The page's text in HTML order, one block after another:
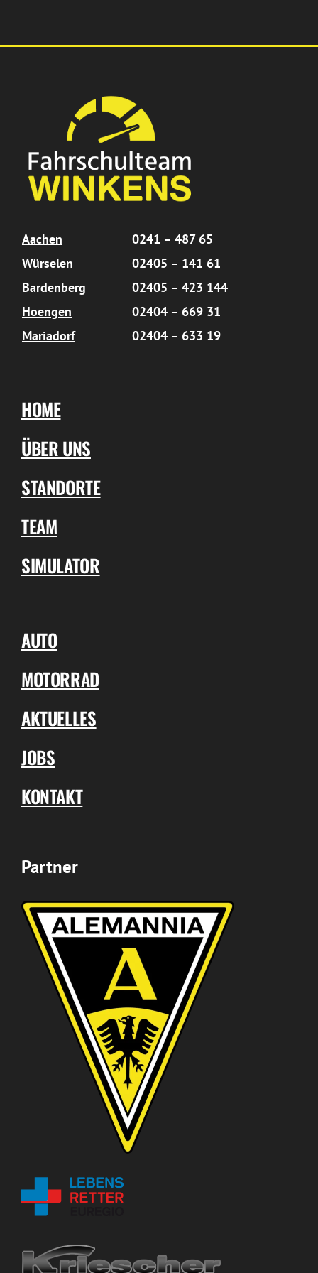
Aachen
0241 – 487 65
Würselen
02405 – 141 61
Bardenberg
02405 – 423 144
Hoengen
02404 – 669 31
Mariadorf
02404 – 633 19
HOME
ÜBER UNS
STANDORTE
TEAM
SIMULATOR
AUTO
MOTORRAD
AKTUELLES
JOBS
KONTAKT
Partner